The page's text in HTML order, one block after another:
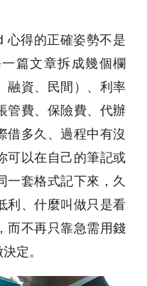
心得的正確姿勢不是
篇文章拆成幾個欄
融資、民間）、利率
管費、保險費、代辦
借多久、過程中有沒
可以在自己的筆記或
一套格式記下來，久
利、什麼叫做只是看
而不再只靠急需用錢
定。